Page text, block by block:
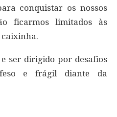
conquistar os nossos
ficarmos limitados às
caixinha.
ser dirigido por desafios
e frágil diante da